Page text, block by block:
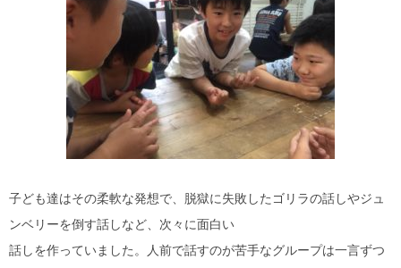
子ども達はその柔軟な発想で、脱獄に失敗したゴリラの話しやジュ
ンベリーを倒す話しなど、次々に面白い
話しを作っていました。人前で話すのが苦手なグループは一言ずつ